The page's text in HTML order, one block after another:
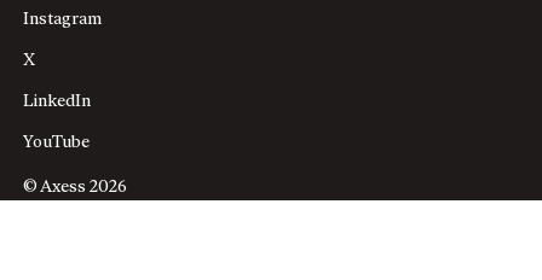
Instagram
X
LinkedIn
YouTube
© Axess 2026